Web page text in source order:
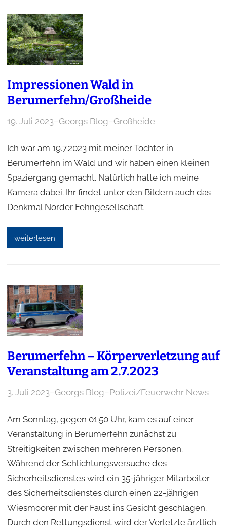
Impressionen Wald in
Berumerfehn/Großheide
19. Juli 2023–Georgs Blog–Großheide
Ich war am 19.7.2023 mit meiner Tochter in
Berumerfehn im Wald und wir haben einen kleinen
Spaziergang gemacht. Natürlich hatte ich meine
Kamera dabei. Ihr findet unter den Bildern auch das
Denkmal Norder Fehngesellschaft
weiterlesen
Berumerfehn – Körperverletzung auf
Veranstaltung am 2.7.2023
3. Juli 2023–Georgs Blog–Polizei/Feuerwehr News
Am Sonntag, gegen 01:50 Uhr, kam es auf einer
Veranstaltung in Berumerfehn zunächst zu
Streitigkeiten zwischen mehreren Personen.
Während der Schlichtungsversuche des
Sicherheitsdienstes wird ein 35-jähriger Mitarbeiter
des Sicherheitsdienstes durch einen 22-jährigen
Wiesmoorer mit der Faust ins Gesicht geschlagen.
Durch den Rettungsdienst wird der Verletzte ärztlich